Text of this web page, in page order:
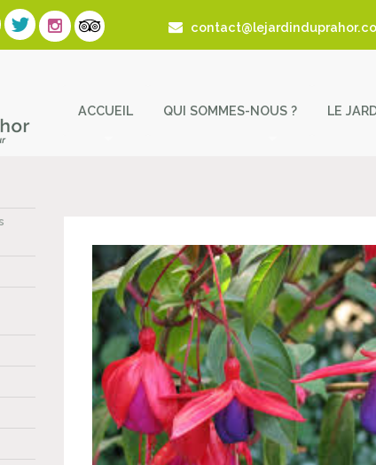
ACCUEIL QUI SOMMES-NOUS ?
Actualités
Revue de presse
Coup de Coeur – Liens utiles
LE